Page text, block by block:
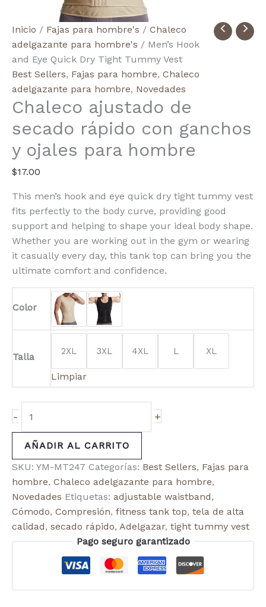
Inicio / Fajas para hombre's / Chaleco
adelgazante para hombre's / Men’s Hook
and Eye Quick Dry Tight Tummy Vest
Best Sellers, Fajas para hombre, Chaleco
adelgazante para hombre, Novedades
Chaleco ajustado de
secado rápido con ganchos
y ojales para hombre
$17.00
This men’s hook and eye quick dry tight tummy vest
fits perfectly to the body curve, providing good
support and helping to shape your ideal body shape.
Whether you are working out in the gym or wearing
it casually every day, this tank top can bring you the
ultimate comfort and confidence.
Color
Talla
2XL 3XL 4XL L XL
Limpiar
-
Men's
Hook
and
Eye
Quick
Dry
Tummy
Vest
cantidad
+
AÑADIR AL CARRITO
SKU: YM-MT247 Categorías: Best Sellers, Fajas para
hombre, Chaleco adelgazante para hombre,
Novedades Etiquetas: adjustable waistband,
Cómodo, Compresión, fitness tank top, tela de alta
calidad, secado rápido, Adelgazar, tight tummy vest
Pago seguro garantizado